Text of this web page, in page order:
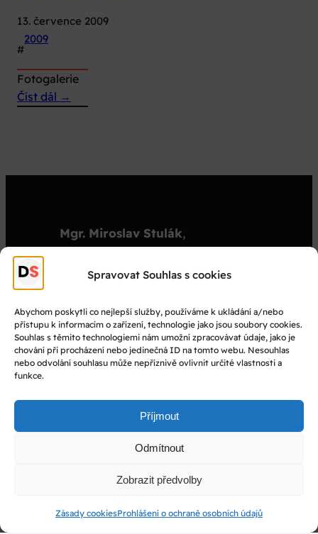
Spravovat Souhlas s cookies
Abychom poskytli co nejlepší služby, používáme k ukládání a/nebo
přístupu k informacím o zařízení, technologie jako jsou soubory cookies.
Souhlas s těmito technologiemi nám umožní zpracovávat údaje, jako je
chování při procházení nebo jedinečná ID na tomto webu. Nesouhlas
nebo odvolání souhlasu může nepříznivě ovlivnit určité vlastnosti a
funkce.
Příjmout
Odmítnout
Zobrazit předvolby
Zásady cookiesProhlášení o ochraně osobních údajů
13. července 2009
#
2009
Fotogalerie
Číst dál →
Mgr. Miroslav Stulák,
stulak@dejepisnasoutez.cz
© Dějepisná soutěž 2025
Facebook
YouTube